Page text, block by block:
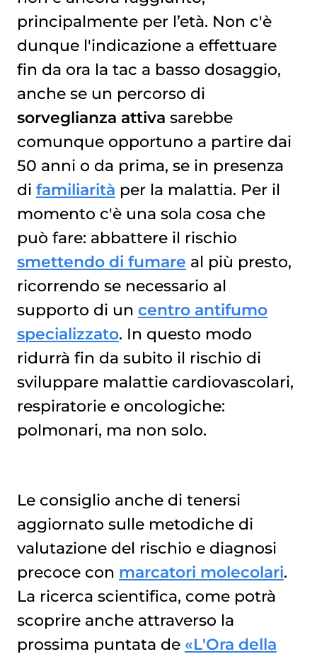
principalmente per l’età. Non c'è
dunque l'indicazione a effettuare
fin da ora la tac a basso dosaggio,
anche se un percorso di
sorveglianza attiva sarebbe
comunque opportuno a partire dai
50 anni o da prima, se in presenza
di familiarità per la malattia. Per il
momento c'è una sola cosa che
può fare: abbattere il rischio
smettendo di fumare al più presto,
ricorrendo se necessario al
supporto di un centro antifumo
specializzato. In questo modo
ridurrà fin da subito il rischio di
sviluppare malattie cardiovascolari,
respiratorie e oncologiche:
polmonari, ma non solo.
Le consiglio anche di tenersi
aggiornato sulle metodiche di
valutazione del rischio e diagnosi
precoce con marcatori molecolari.
La ricerca scientifica, come potrà
scoprire anche attraverso la
prossima puntata de «L'Ora della